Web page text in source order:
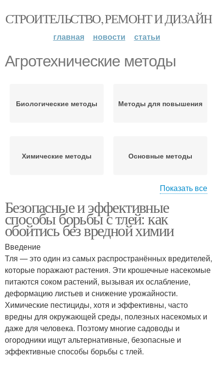
СТРОИТЕЛЬСТВО, РЕМОНТ И ДИЗАЙН
главная новости статьи
Агротехнические методы
Биологические методы Методы для повышения
Химические методы Основные методы
Различные методы Эффективные методы
Народные методы Естественные методы
Методы для борьбы
Показать все
Безопасные и эффективные
способы борьбы с тлей: как
обойтись без вредной химии
Введение
Тля — это один из самых распространённых вредителей,
которые поражают растения. Эти крошечные насекомые
питаются соком растений, вызывая их ослабление,
деформацию листьев и снижение урожайности.
Химические пестициды, хотя и эффективны, часто
вредны для окружающей среды, полезных насекомых и
даже для человека. Поэтому многие садоводы и
огородники ищут альтернативные, безопасные и
эффективные способы борьбы с тлей.